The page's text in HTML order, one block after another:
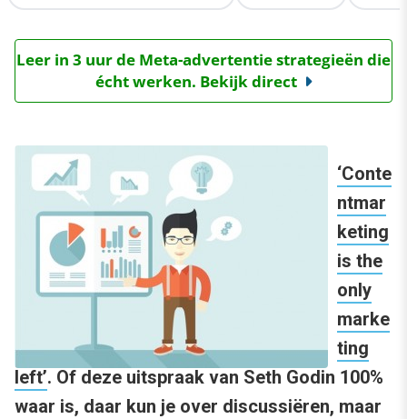
Leer in 3 uur de Meta-advertentie strategieën die
écht werken. Bekijk direct
‘Conte
ntmar
keting
is the
only
marke
ting
left’. Of deze uitspraak van Seth Godin 100%
waar is, daar kun je over discussiëren, maar